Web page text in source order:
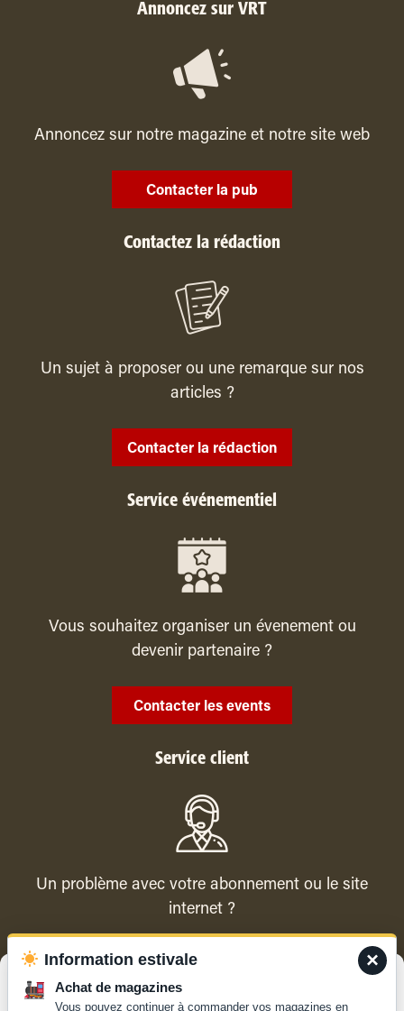
Annoncez sur VRT
Annoncez sur notre magazine et notre site web
Contacter la pub
Contactez la rédaction
Un sujet à proposer ou une remarque sur nos
articles ?
Contacter la rédaction
Service événementiel
Vous souhaitez organiser un évenement ou
devenir partenaire ?
Contacter les events
Service client
Un problème avec votre abonnement ou le site
internet ?
Contacter le service client ×
Information estivale
Achat de magazines
Vous pouvez continuer à commander vos magazines en